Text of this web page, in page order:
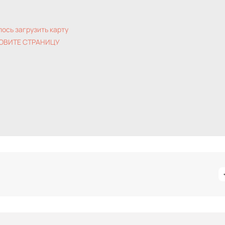
загрузить карту
СТРАНИЦУ